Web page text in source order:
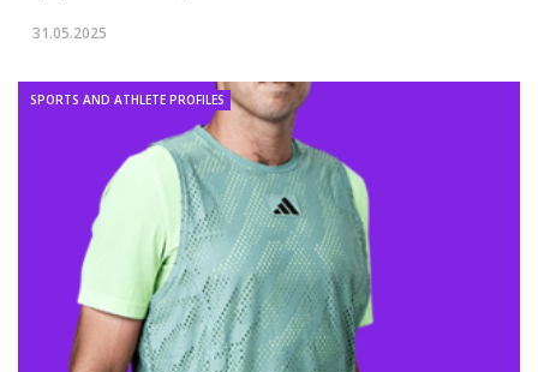
31.05.2025
SPORTS AND ATHLETE PROFILES